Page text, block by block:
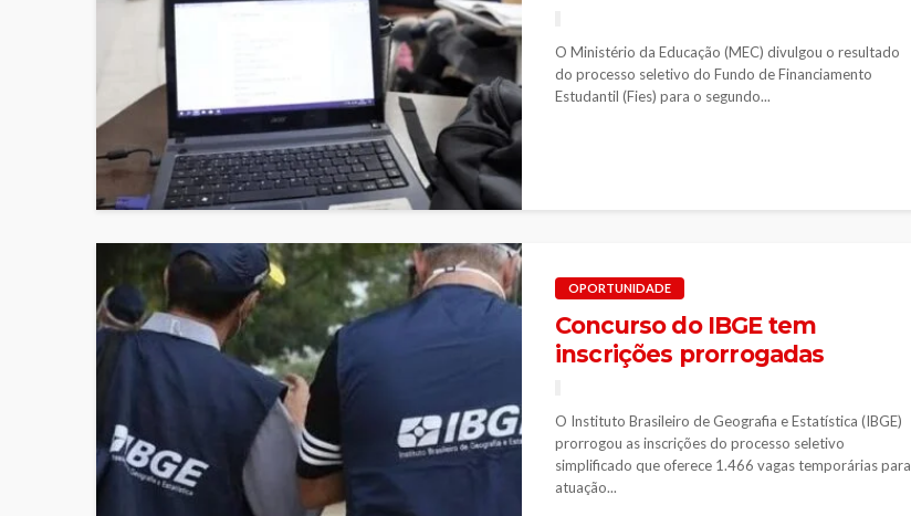
O Ministério da Educação (MEC) divulgou o resultado
do processo seletivo do Fundo de Financiamento
Estudantil (Fies) para o segundo...
OPORTUNIDADE
Concurso do IBGE tem
inscrições prorrogadas
O Instituto Brasileiro de Geografia e Estatística (IBGE)
prorrogou as inscrições do processo seletivo
simplificado que oferece 1.466 vagas temporárias para
atuação...